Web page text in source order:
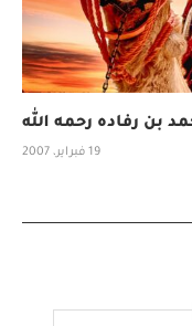
بن رفاده رحمه الله
19 فبراير، 2007